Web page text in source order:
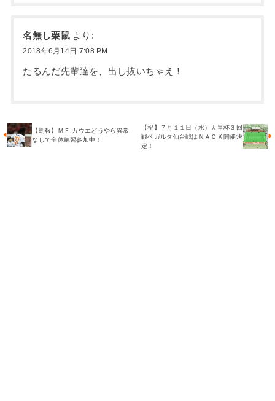
名無し栗鼠 より:
2018年6月14日 7:08 PM
たるんだ先輩達を、出し抜いちゃえ！
【朗報】ＭＦ:カウエどうやら異常
なしで全体練習参加中！
【祝】７月１１日（水）天皇杯３回
戦ベガルタ仙台戦はＮＡＣＫ開催決
定！